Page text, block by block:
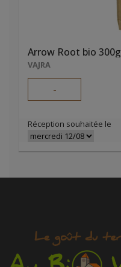
Arrow Root bio 300g
VAJRA
-
Réception souhaitée le